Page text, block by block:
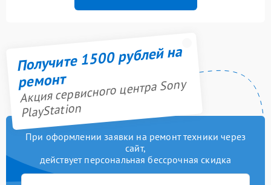
Получите 1500 рублей на
ремонт
Акция сервисного центра Sony
PlayStation
При оформлении заявки на ремонт техники через
сайт,
действует персональная бессрочная скидка